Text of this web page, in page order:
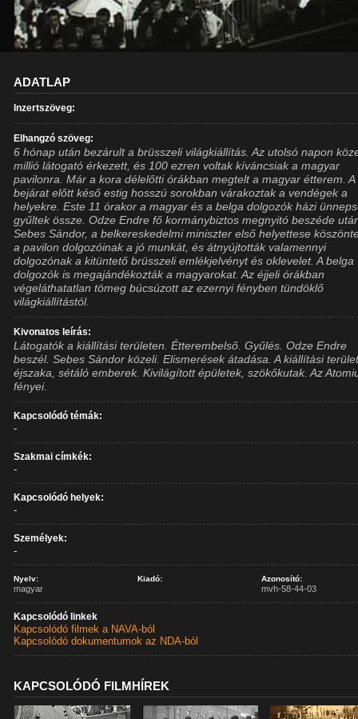
ADATLAP
Inzertszöveg:
Elhangzó szöveg:
6 hónap után bezárult a brüsszeli világkiállítás. Az utolsó napon
millió látogató érkezett, és 100 ezren voltak kíváncsiak a magyar
pavilonra. Már a kora délelőtti órákban megtelt a magyar étterem. A
bejárat előtt késő estig hosszú sorokban várakoztak a vendégek a
helyekre. Este 11 órakor a magyar és a belga dolgozók házi
gyűltek össze. Odze Endre fő kormánybiztos megnyitó beszéde
Sebes Sándor, a belkereskedelmi miniszter első helyettese
a pavilon dolgozóinak a jó munkát, és átnyújtották valamennyi
dolgozónak a kitüntető brüsszeli emlékjelvényt és oklevelet. A belga
dolgozók is megajándékozták a magyarokat. Az éjjeli órákban
végeláthatatlan tömeg búcsúzott az ezernyi fényben tündöklő
világkiállítástól.
Kivonatos leírás:
Látogatók a kiállítási területen. Étterembelső. Gyűlés. Odze Endre
beszél. Sebes Sándor közeli. Elismerések átadása. A kiállítási
éjszaka, sétáló emberek. Kivilágított épületek, szökőkutak. Az
fényei.
Kapcsolódó témák:
-
Szakmai címkék:
-
Kapcsolódó helyek:
-
Személyek:
-
Nyelv:
magyar
Kiadó: Azonosító:
mvh-58-44-03
Kapcsolódó linkek
Kapcsolódó filmek a NAVA-ból
Kapcsolódó dokumentumok az NDA-ból
KAPCSOLÓDÓ FILMHÍREK